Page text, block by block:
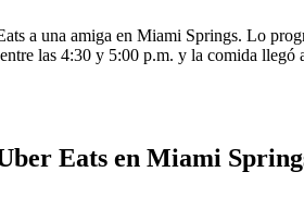
a una amiga en Miami Springs. Lo
las 4:30 y 5:00 p.m. y la comida
Eats en Miami